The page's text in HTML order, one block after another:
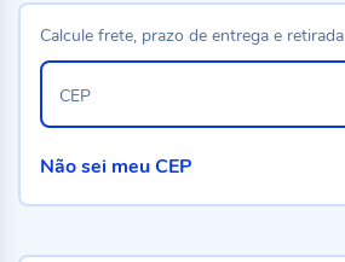
Calcule frete, prazo de entrega e retirada
CEP
Não sei meu CEP